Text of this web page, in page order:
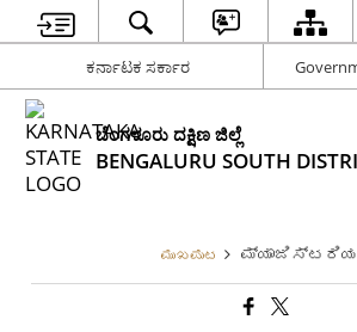
ಕರ್ನಾಟಕ ಸರ್ಕಾರ
ಬೆಂಗಳೂರು ದಕ್ಷಿಣ ಜಿಲ್ಲೆ
BENGALURU SOUTH
ಮುಖಪುಟ